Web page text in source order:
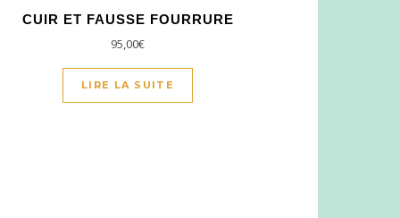
CUIR ET FAUSSE FOURRURE
95,00€
LIRE LA SUITE